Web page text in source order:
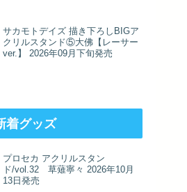
サカモトデイズ 描き下ろしBIGア
クリルスタンド⑤大佛【レーサー
ver.】 2026年09月下旬発売
着グッズ
プロセカ アクリルスタン
ド/vol.32 草薙寧々 2026年10月
13日発売